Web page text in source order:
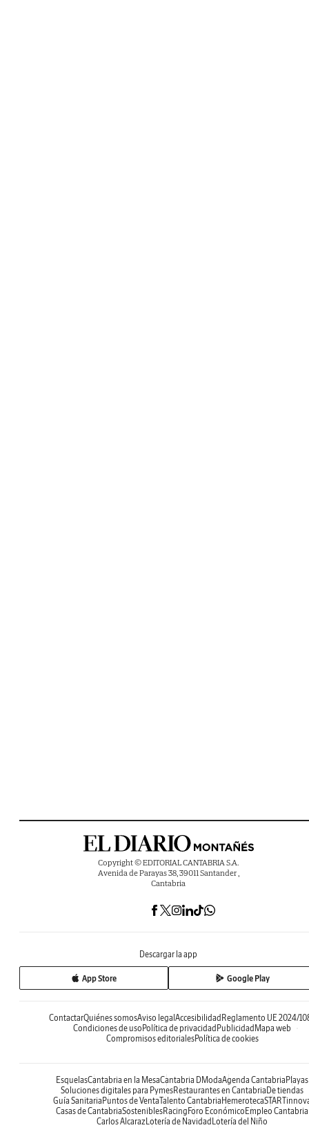
Copyright © EDITORIAL CANTABRIA S.A.
Avenida de Parayas 38, 39011 Santander ,
Cantabria
Descargar la app
App Store Google Play
ContactarQuiénes somosAviso legal Accesibilidad Reglamento UE 2024/
Condiciones de uso Política de privacidad Publicidad Mapa web
Compromisos editorialesPolítica de cookies
EsquelasCantabria en la MesaCantabria DModaAgenda Cantabria Playas
Soluciones digitales para PymesRestaurantes en Cantabria De tiendas
Guía Sanitaria Puntos de VentaTalento Cantabria Hemeroteca
Casas de CantabriaSosteniblesRacing Foro Económico Empleo Cantabria
Carlos AlcarazLotería de Navidad Lotería del Niño